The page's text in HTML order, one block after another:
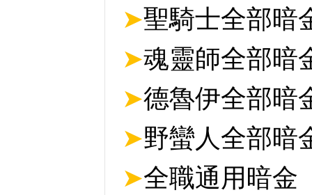
➤聖騎士全部暗
➤魂靈師全部暗
➤德魯伊全部暗
➤野蠻人全部暗
➤全職通用暗金